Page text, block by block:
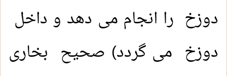
دوزخ را انجام می دهد و داخل
دوزخ می گردد) صحیح بخاری